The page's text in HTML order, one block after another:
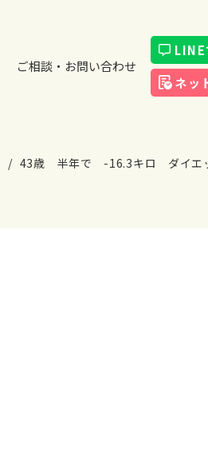
ご相談・お問い合わせ
LINE
ネッ
43歳 半年で -16.3キロ ダイエ